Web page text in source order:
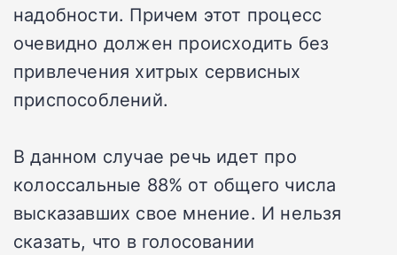
надобности. Причем этот процесс
очевидно должен происходить без
привлечения хитрых сервисных
приспособлений.
В данном случае речь идет про
колоссальные 88% от общего числа
высказавших свое мнение. И нельзя
сказать, что в голосовании